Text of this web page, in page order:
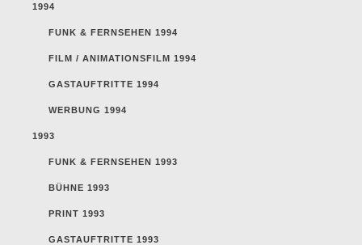
1994
FUNK & FERNSEHEN 1994
FILM / ANIMATIONSFILM 1994
GASTAUFTRITTE 1994
WERBUNG 1994
1993
FUNK & FERNSEHEN 1993
BÜHNE 1993
PRINT 1993
GASTAUFTRITTE 1993